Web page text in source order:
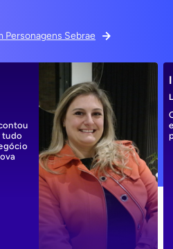
Personagens Sebrae
tudo